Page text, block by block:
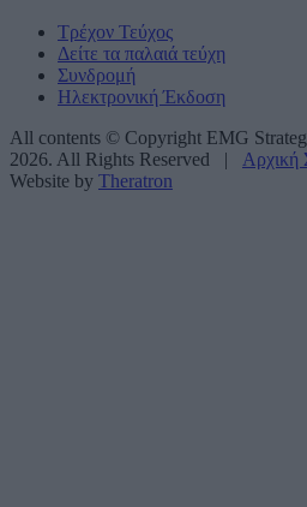
Τρέχον Τεύχος
Δείτε τα παλαιά τεύχη
Συνδρομή
Ηλεκτρονική Έκδοση
All contents © Copyright EMG
2026. All Rights Reserved |
Αρχική
Website by Theratron